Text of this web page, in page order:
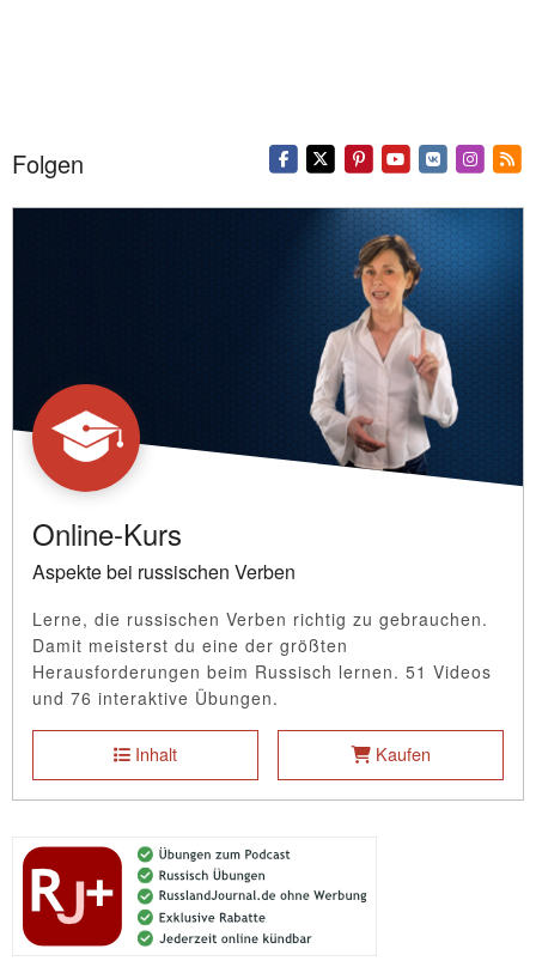
Folgen
Online-Kurs
Aspekte bei russischen Verben
Lerne, die russischen Verben richtig zu gebrauchen.
Damit meisterst du eine der größten
Herausforderungen beim Russisch lernen. 51 Videos
und 76 interaktive Übungen.
Inhalt Kaufen